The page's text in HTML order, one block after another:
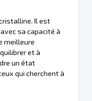
Il est
avec sa capacité à
meilleure
et à
un état
qui cherchent à